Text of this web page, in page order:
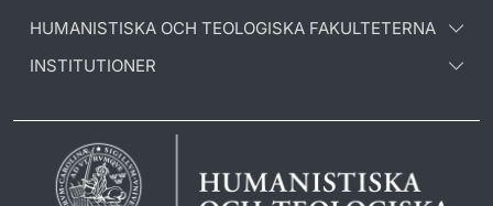
HUMANISTISKA OCH TEOLOGISKA FAKULTETERNA
INSTITUTIONER